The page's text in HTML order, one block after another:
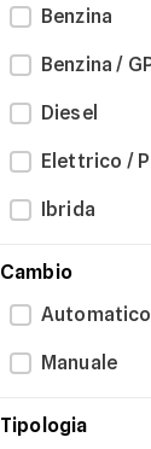
Benzina
Benzina /
Diesel
Elettrico /
Ibrida
Cambio
Automatico
Manuale
Tipologia